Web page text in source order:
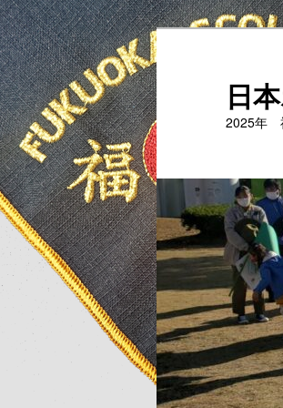
メ
イ
ン
コ
ン
テ
ン
ツ
へ
移
動
日
2025年